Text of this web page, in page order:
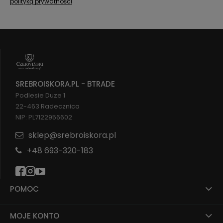
fizycznej, wybierz model z funkcją stopera lub
Zdecyduj, jaki styl zegarka Ci się podoba. Są
dostępne zegarki w różnych stylach, więc
możesz znaleźć model, który będzie pasował
do Twojego stylu ubioru.
Rozważ rozmiar zegarka. Zegarki mogą być
duże lub małe, więc wybierz model, który
będzie Ci pasował do nadgarstka.
zegarek. Ceny zegarków mogą się różnić w
Zegarek to praktyczny i stylowy dodatek, który może
POMOC
MOJE KONTO
SREBROISKORA.PL - BTRADE
Podlesie Duze 1
22-463 Radecznica
NIP: PL7122956602
sklep@srebroiskora.pl
+48 693-320-183